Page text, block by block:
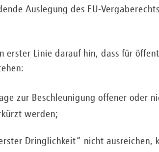
Auslegung des EU-
erster Linie darauf hin, dass für
zur Beschleunigung offener oder
werden;
Dringlichkeit“ nicht ausreichen,